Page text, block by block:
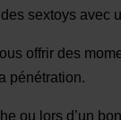
sextoys avec
offrir des
pénétration.
ou lors d’un